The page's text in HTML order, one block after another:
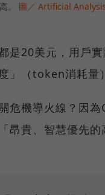
。 圖／ Artificial
是20美元，用戶
」（token消耗量
危機導火線？因
昂貴、智慧優先